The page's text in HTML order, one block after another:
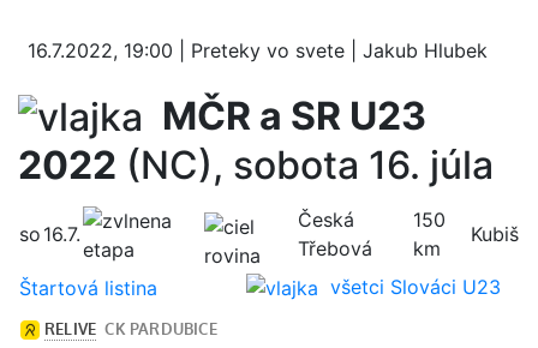
16.7.2022, 19:00 | Preteky vo svete | Jakub Hlubek
MČR a SR U23
2022 (NC), sobota 16. júla
so 16.7.
Česká
Třebová
150
km
Kubiš
Štartová listina všetci Slováci U23